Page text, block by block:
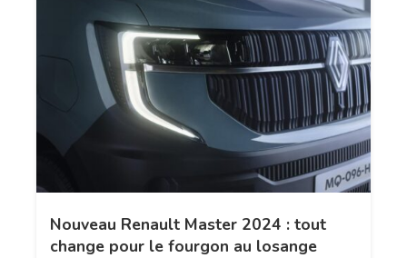
Nouveau Renault Master 2024 : tout
change pour le fourgon au losange